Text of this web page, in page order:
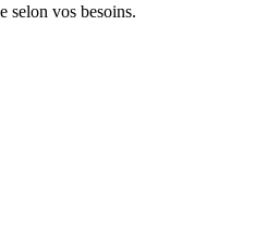
selon vos besoins.